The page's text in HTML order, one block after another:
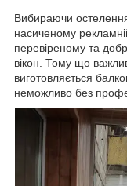
Вибираючи
насиченому
перевіреному та
вікон. Тому що
виготовляється
неможливо без